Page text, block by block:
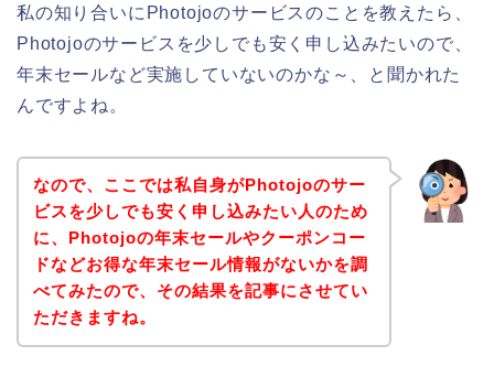
私の知り合いにPhotojoのサービスのことを教えたら、
Photojoのサービスを少しでも安く申し込みたいので、
年末セールなど実施していないのかな～、と聞かれた
んですよね。
なので、ここでは私自身がPhotojoのサー
ビスを少しでも安く申し込みたい人のため
に、Photojoの年末セールやクーポンコー
ドなどお得な年末セール情報がないかを調
べてみたので、その結果を記事にさせてい
ただきますね。